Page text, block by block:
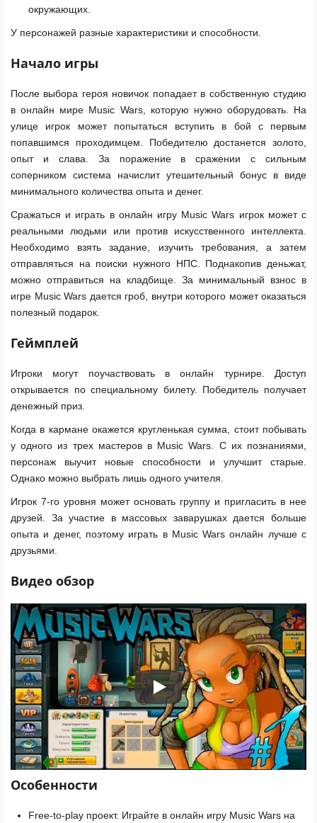
окружающих.
У персонажей разные характеристики и способности.
Начало игры
После выбора героя новичок попадает в собственную студию
в онлайн мире Music Wars, которую нужно оборудовать. На
улице игрок может попытаться вступить в бой с первым
попавшимся проходимцем. Победителю достанется золото,
опыт и слава. За поражение в сражении с сильным
соперником система начислит утешительный бонус в виде
минимального количества опыта и денег.
Сражаться и играть в онлайн игру Music Wars игрок может с
реальными людьми или против искусственного интеллекта.
Необходимо взять задание, изучить требования, а затем
отправляться на поиски нужного НПС. Поднакопив деньжат,
можно отправиться на кладбище. За минимальный взнос в
игре Music Wars дается гроб, внутри которого может оказаться
полезный подарок.
Геймплей
Игроки могут поучаствовать в онлайн турнире. Доступ
открывается по специальному билету. Победитель получает
денежный приз.
Когда в кармане окажется кругленькая сумма, стоит побывать
у одного из трех мастеров в Music Wars. С их познаниями,
персонаж выучит новые способности и улучшит старые.
Однако можно выбрать лишь одного учителя.
Игрок 7-го уровня может основать группу и пригласить в нее
друзей. За участие в массовых заварушках дается больше
опыта и денег, поэтому играть в Music Wars онлайн лучше с
друзьями.
Видео обзор
Play
Особенности
Free-to-play проект. Играйте в онлайн игру Music Wars на